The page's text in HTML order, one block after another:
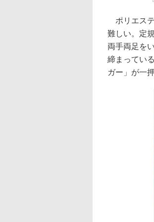
ポリエステ
難しい。定
両手両足を
締まってい
ガー」が一